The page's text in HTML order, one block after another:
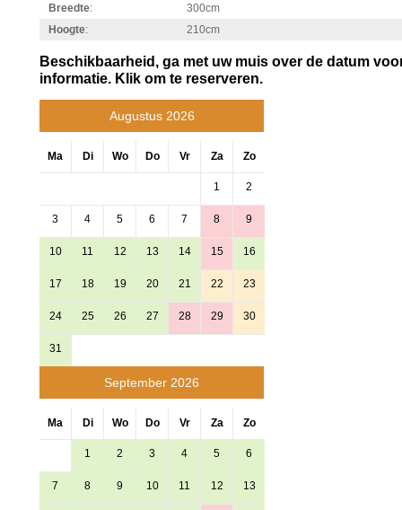
Breedte:
300cm
Hoogte: 210cm
Beschikbaarheid, ga met uw muis over de datum
informatie. Klik om te reserveren.
Augustus 2026
Ma Di Wo Do Vr Za Zo
1 2
3 4 5 6 7 8 9
10 11 12 13 14 15 16
17 18 19 20 21 22 23
24 25 26 27 28 29 30
31
September 2026
Ma Di Wo Do Vr Za Zo
1 2 3 4 5 6
7 8 9 10 11 12 13